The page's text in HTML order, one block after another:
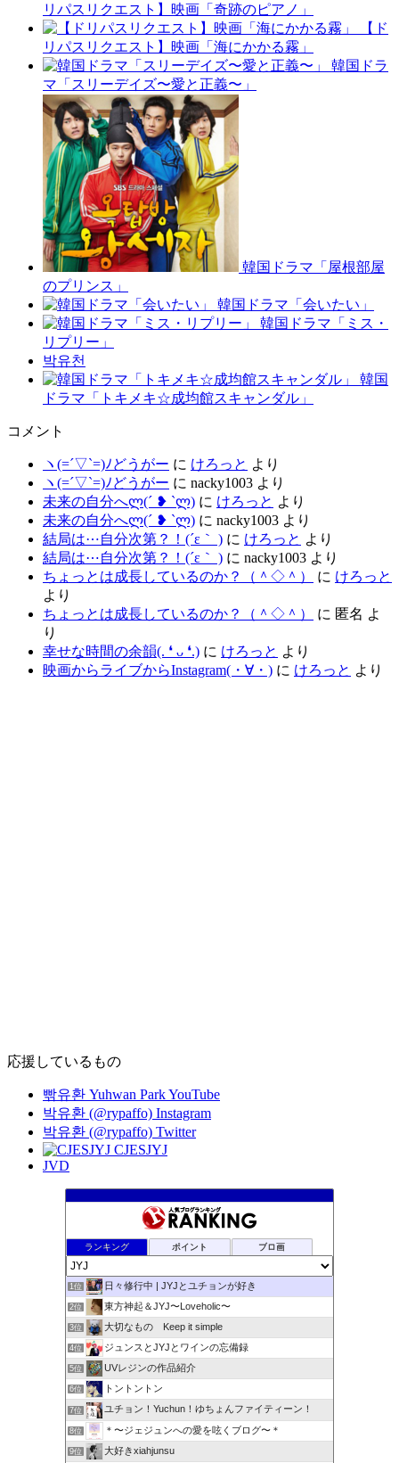
リパスリクエスト】映画「奇跡のピアノ」
【ド
リパスリクエスト】映画「海にかかる霧」
韓国ドラ
マ「スリーデイズ〜愛と正義〜」
韓国ドラマ「屋根部屋
のプリンス」
韓国ドラマ「会いたい」
韓国ドラマ「ミス・
リプリー」
박유천
韓国
ドラマ「トキメキ☆成均館スキャンダル」
コメント
ヽ(=´▽`=)ﾉどうがー に けろっと より
ヽ(=´▽`=)ﾉどうがー に nacky1003 より
未来の自分へლ⁠(⁠´⁠ ⁠❥⁠ ⁠`⁠ლ⁠) に けろっと より
未来の自分へლ⁠(⁠´⁠ ⁠❥⁠ ⁠`⁠ლ⁠) に nacky1003 より
結局は⋯自分次第？！(´ε｀ ) に けろっと より
結局は⋯自分次第？！(´ε｀ ) に nacky1003 より
ちょっとは成長しているのか？（＾◇＾）
に けろっと
より
ちょっとは成長しているのか？（＾◇＾）
に 匿名 よ
り
幸せな時間の余韻(⁠.⁠ ⁠❛⁠ ⁠ᴗ⁠ ⁠❛⁠.⁠) に けろっと より
映画からライブからInstagram(⁠・⁠∀⁠・⁠) に けろっと より
応援しているもの
빢유환 Yuhwan Park YouTube
박유환 (@rypaffo) Instagram
박유환 (@rypaffo) Twitter
CJESJYJ
JVD
ランキング ポイント ブロ画
1位 日々修行中 | JYJとユチョンが好き
2位 東方神起＆JYJ〜Loveholic〜
3位 大切なもの Keep it simple
4位 ジュンスとJYJとワインの忘備録
5位 UVレジンの作品紹介
6位 トントントン
7位 ユチョン！Yuchun！ゆちょんファイティーン！
8位 ＊〜ジェジュンへの愛を呟くブログ〜＊
9位 大好きxiahjunsu